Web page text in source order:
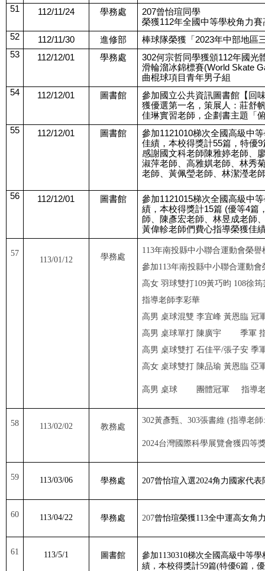
51
112/11/24 學務處
207曾怡瑄同學
榮獲112年全國中等學校角力
52
112/11/30 進修部
棒球隊榮獲「2023年中部地區
53
112/12/01 學務處
302何宗哲同學獲頒112年國光
滑輪溜冰錦標賽(World Skate
曲棍球項目青年男子組
54
112/12/01 圖書館
參加國立公共資訊圖書館【回
獲優選第一名，策展人：莊舒
佳琳實習老師，企劃書主題「
55
112/12/01 圖書館
參加1121010梯次全國高級中
佳績，本校得獎計55篇，特優
感謝國文科老師陳雅婷老師、
淑萍老師、高雅娸老師、林秀
老師、黃佩瑩老師、林潔瀅老
56 112/12/01 圖書館
參加1121015梯次全國高級中
績，本校得獎計15篇 (優等4篇
師、陳彥宏老師、林昱成老師
黃偉軫老師們費心指導榮獲佳
57
113/01/12 學務處
113年南投縣中小聯合運動會榮譽
參加113年南投縣中小聯合運動會
高女 羽球雙打109黃巧昀 108徐筠
指導老師李彩華
高男 桌球混雙 李宜峰 黃恩臨 冠
高男 桌球單打 陳廣宇
季軍
高男 桌球雙打 石佳平/張子安 季
高女 桌球雙打 陳品瑜 黃恩臨 亞
高男 桌球 團體冠軍 指導
58 113/02/02 教務處
302黃彥甄、 303張書維(指導老師:
2024台灣國際科學展覽會獲四等
59 113/03/06 學務處 207曾怡瑄入選2024角力國家代表
60 113/04/22 學務處 207曾怡瑄榮獲113全中運高女角
61 113/5/1 圖書館 參加1130310梯次全國高級中等學
績， 本校得獎計59篇(特優6篇，